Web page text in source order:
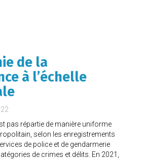
de la
à l’échelle
pas répartie de manière uniforme
selon les enregistrements
de police et de gendarmerie
de crimes et délits. En 2021,